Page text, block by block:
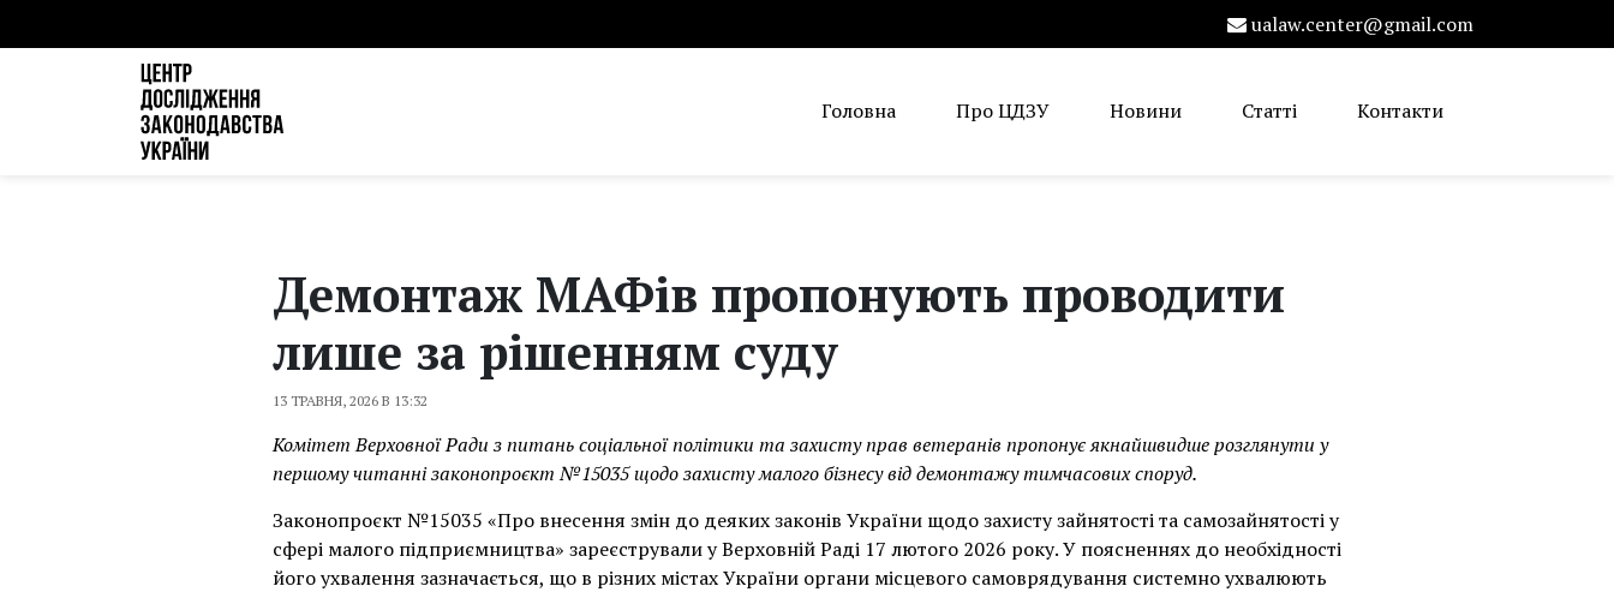
ualaw.center@gmail.com
Головна Про ЦДЗУ Новини Статті Контакти
Демонтаж МАФів пропонують проводити
лише за рішенням суду
13 ТРАВНЯ, 2026 В 13:32
Комітет Верховної Ради з питань соціальної політики та захисту прав ветеранів пропонує якнайшвидше розглянути у
першому читанні законопроєкт №15035 щодо захисту малого бізнесу від демонтажу тимчасових споруд.
Законопроєкт №15035 «Про внесення змін до деяких законів України щодо захисту зайнятості та самозайнятості у
сфері малого підприємництва» зареєстрували у Верховній Раді 17 лютого 2026 року. У поясненнях до необхідності
його ухвалення зазначається, що в різних містах України органи місцевого самоврядування системно ухвалюють